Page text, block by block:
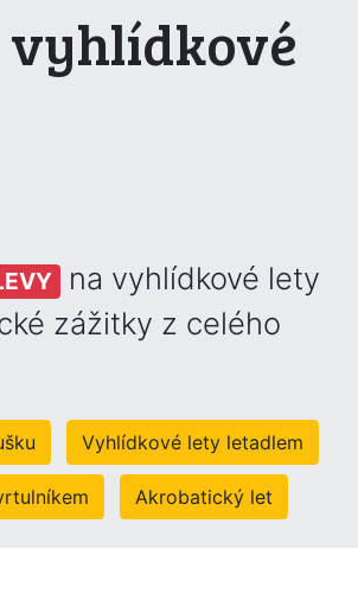
vyhlídkové
na vyhlídkové lety
zážitky z celého
Vyhlídkové lety letadlem
Akrobatický let